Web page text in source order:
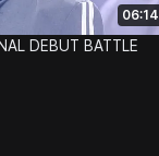
06:14
DEBUT BATTLE